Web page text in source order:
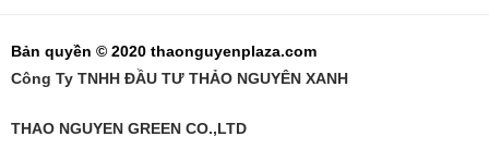
Bản quyền © 2020 thaonguyenplaza.com
Công Ty TNHH ĐẦU TƯ THẢO NGUYÊN XANH
THAO NGUYEN GREEN CO.,LTD